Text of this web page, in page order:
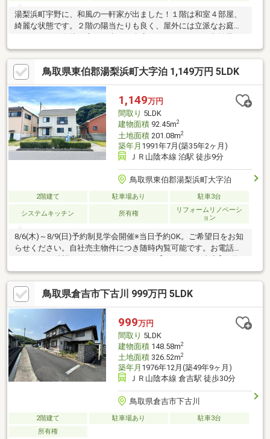
湯梨浜町宇野に、和風の一軒家が出ました！１階は和室４部屋、
綺麗な状態です。２階の陽当たりも良く、屋外には立派なお庭も
豊富です。是非お問い合わせください！
鳥取県東伯郡湯梨浜町大字泊 1,149万円 5LDK
1,149万円
間取り 5LDK
建物面積92.45m2
土地面積201.08m2
築年月 1991年7月(築35年2ヶ月)
ＪＲ山陰本線 泊駅 徒歩9分
鳥取県東伯郡湯梨浜町大字泊
2階建て 駐車場あり 駐車3台
システムキッチン 所有権
リフォームリノベーシ
ョン
8/6(木)～8/9(日)予約制見学会開催※当日予約OK。ご希望日をお知
らせください。自社売主物件につき随時内覧可能です。お電話か
構工事駐車場拡張、屋根・外壁塗装、外壁塗装●内装工事システ
ムキッチン交換、ユニットバス交換、温水洗浄便座トイレ交換、
洗面化粧台交換、クロス張替え、畳表替え、フロアタイル上張
り、クッションフロア張替え、建具交換、インターホン設置、火
災警報器設置、照明LED交換【おすすめポイント】・雨漏り、構
造上主要な部分の欠陥や・腐食、給排水管の故障や漏水について
お引渡しより２年間保証・シロアリ
鳥取県倉吉市下古川 999万円 5LDK
999万円
間取り 5LDK
建物面積148.58m2
土地面積326.52m2
築年月 1976年12月(築49年9ヶ月)
ＪＲ山陰本線 倉吉駅 徒歩30分
鳥取県倉吉市下古川
2階建て 駐車場あり
駐車3台
所有権